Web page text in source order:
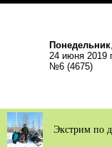
Понедельник,
24 июня 2019
№6 (4675)
Экстрим по